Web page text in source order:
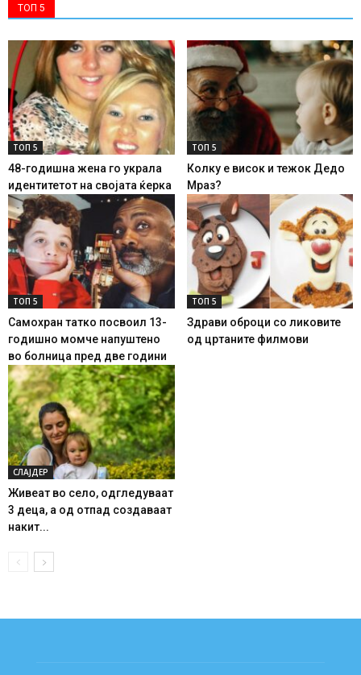
ТОП 5
ТОП 5
48-годишна жена го украла
идентитетот на својата ќерка
ТОП 5
Колку е висок и тежок Дедо
Мраз?
ТОП 5
Самохран татко посвоил 13-
годишно момче напуштено
во болница пред две години
ТОП 5
Здрави оброци со ликовите
од цртаните филмови
СЛАЈДЕР
Живеат во село, одгледуваат
3 деца, а од отпад создаваат
накит...